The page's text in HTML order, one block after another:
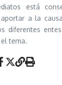
está
a la
diferentes
tema.